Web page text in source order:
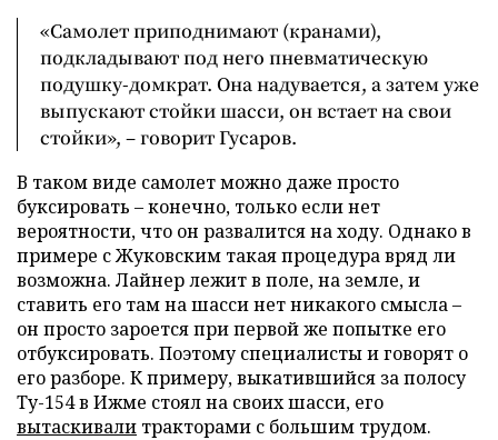
«Самолет приподнимают (кранами),
подкладывают под него пневматическую
подушку-домкрат. Она надувается, а затем уже
выпускают стойки шасси, он встает на свои
стойки», – говорит Гусаров.
В таком виде самолет можно даже просто
буксировать – конечно, только если нет
вероятности, что он развалится на ходу. Однако в
примере с Жуковским такая процедура вряд ли
возможна. Лайнер лежит в поле, на земле, и
ставить его там на шасси нет никакого смысла –
он просто зароется при первой же попытке его
отбуксировать. Поэтому специалисты и говорят о
его разборе. К примеру, выкатившийся за полосу
Ту-154 в Ижме стоял на своих шасси, его
вытаскивали тракторами с большим трудом.